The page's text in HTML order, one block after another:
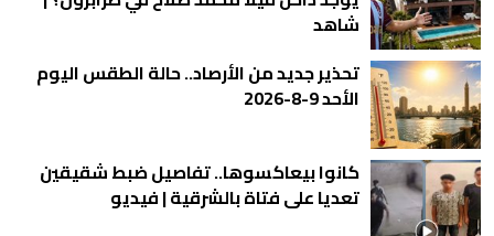
شاهد
تحذير جديد من الأرصاد.. حالة الطقس اليوم
الأحد 9-8-2026
كانوا بيعاكسوها.. تفاصيل ضبط شقيقين
تعديا على فتاة بالشرقية | فيديو